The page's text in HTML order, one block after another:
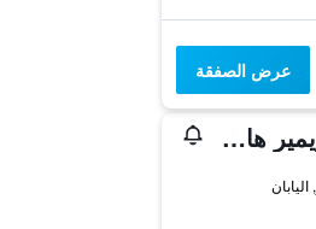
عرض الصفقة
هوتل ماي ستايز بريمير هاماماتسوشو